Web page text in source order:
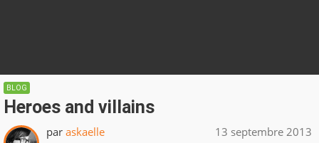
BLOG
Heroes and villains
par askaelle 13 septembre 2013